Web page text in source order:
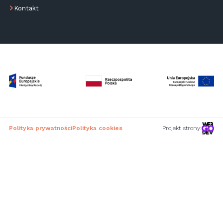
Kontakt
Polityka prywatnościPolityka cookies Projekt strony: